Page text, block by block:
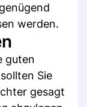
werden.
guten
Sie
gesagt